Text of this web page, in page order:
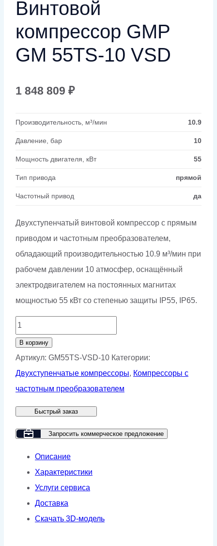
Винтовой
компрессор GMP
GM 55TS-10 VSD
1 848 809 ₽
Производительность, м³/мин 10.9
Давление, бар 10
Мощность двигателя, кВт 55
Тип привода прямой
Частотный привод да
Двухступенчатый винтовой компрессор с прямым
приводом и частотным преобразователем,
обладающий производительностью 10.9 м³/мин при
рабочем давлении 10 атмосфер, оснащённый
электродвигателем на постоянных магнитах
мощностью 55 кВт со степенью защиты IP55, IP65.
Количество
товара
Винтовой
компрессор
GMP
55TS-
10
В корзину
Артикул: GM55TS-VSD-10 Категории:
Двухступенчатые компрессоры, Компрессоры с
частотным преобразователем
Быстрый заказ
Запросить коммерческое предложение
Описание
Характеристики
Услуги сервиса
Доставка
Скачать 3D-модель